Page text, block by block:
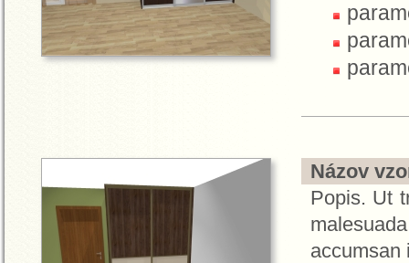
Názov
Popis. Ut
accumsan